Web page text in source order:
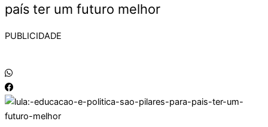
país ter um futuro melhor
PUBLICIDADE